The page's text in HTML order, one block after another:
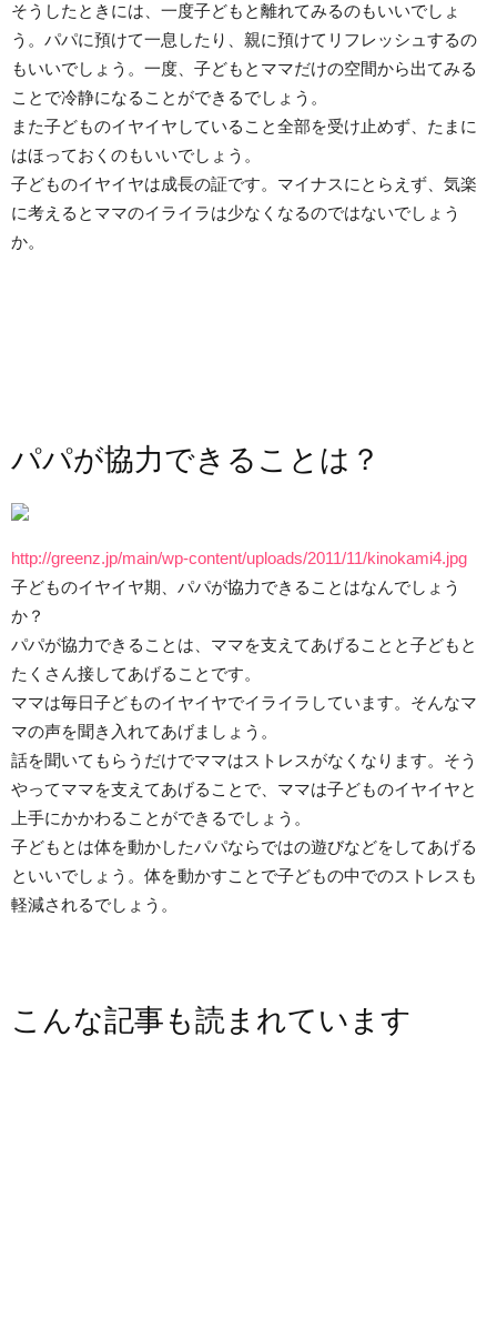
そうしたときには、一度子どもと離れてみるのもいいでしょ
う。パパに預けて一息したり、親に預けてリフレッシュするの
もいいでしょう。一度、子どもとママだけの空間から出てみる
ことで冷静になることができるでしょう。
また子どものイヤイヤしていること全部を受け止めず、たまに
はほっておくのもいいでしょう。
子どものイヤイヤは成長の証です。マイナスにとらえず、気楽
に考えるとママのイライラは少なくなるのではないでしょう
か。
パパが協力できることは？
http://greenz.jp/main/wp-content/uploads/2011/11/kinokami4.jpg
子どものイヤイヤ期、パパが協力できることはなんでしょう
か？
パパが協力できることは、ママを支えてあげることと子どもと
たくさん接してあげることです。
ママは毎日子どものイヤイヤでイライラしています。そんなマ
マの声を聞き入れてあげましょう。
話を聞いてもらうだけでママはストレスがなくなります。そう
やってママを支えてあげることで、ママは子どものイヤイヤと
上手にかかわることができるでしょう。
子どもとは体を動かしたパパならではの遊びなどをしてあげる
といいでしょう。体を動かすことで子どもの中でのストレスも
軽減されるでしょう。
こんな記事も読まれています